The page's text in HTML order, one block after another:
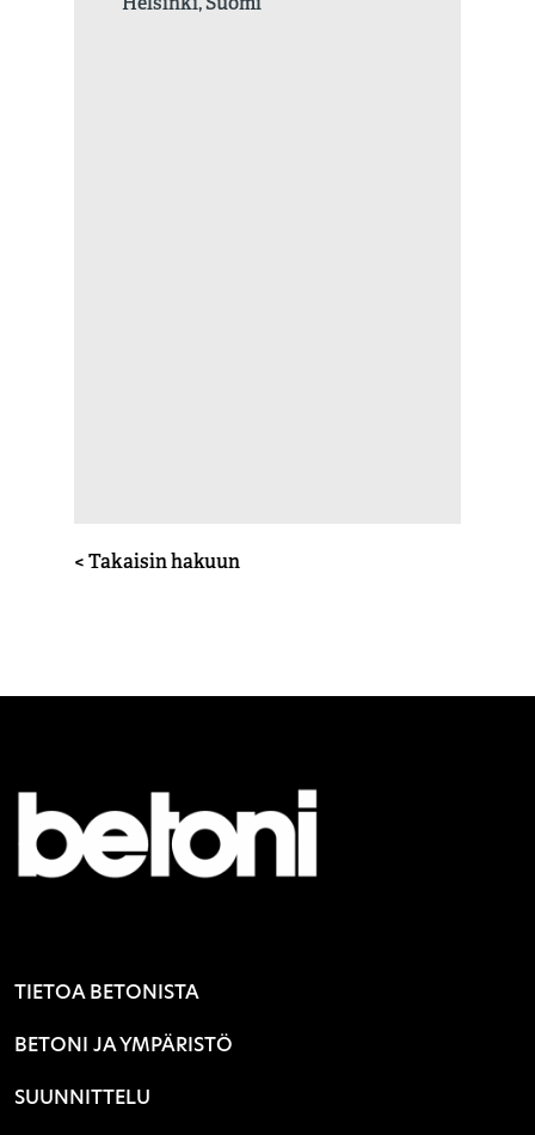
< Takaisin hakuun
TIETOA BETONISTA
BETONI JA YMPÄRISTÖ
SUUNNITTELU